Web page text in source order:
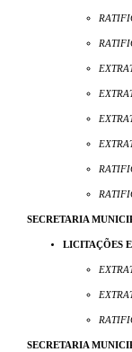
SECRETARIA
LICITAÇÕES
SECRETARIA